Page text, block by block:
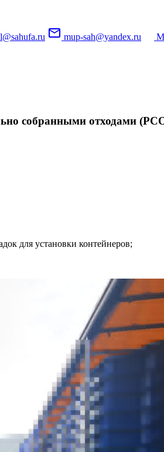
mail_outline mup-sah@yandex.ru
собранными отходами
для установки контейнеров;